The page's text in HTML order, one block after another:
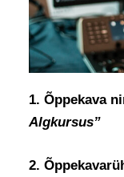
1. Õppekava
Algkursus”
2.